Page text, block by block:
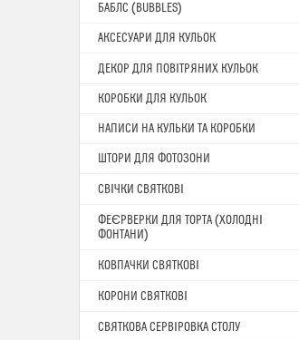
БАБЛС (BUBBLES)
АКСЕСУАРИ ДЛЯ КУЛЬОК
ДЕКОР ДЛЯ ПОВІТРЯНИХ КУЛЬОК
КОРОБКИ ДЛЯ КУЛЬОК
НАПИСИ НА КУЛЬКИ ТА КОРОБКИ
ШТОРИ ДЛЯ ФОТОЗОНИ
СВІЧКИ СВЯТКОВІ
ФЕЄРВЕРКИ ДЛЯ ТОРТА (ХОЛОДНІ
ФОНТАНИ)
КОВПАЧКИ СВЯТКОВІ
КОРОНИ СВЯТКОВІ
СВЯТКОВА СЕРВІРОВКА СТОЛУ